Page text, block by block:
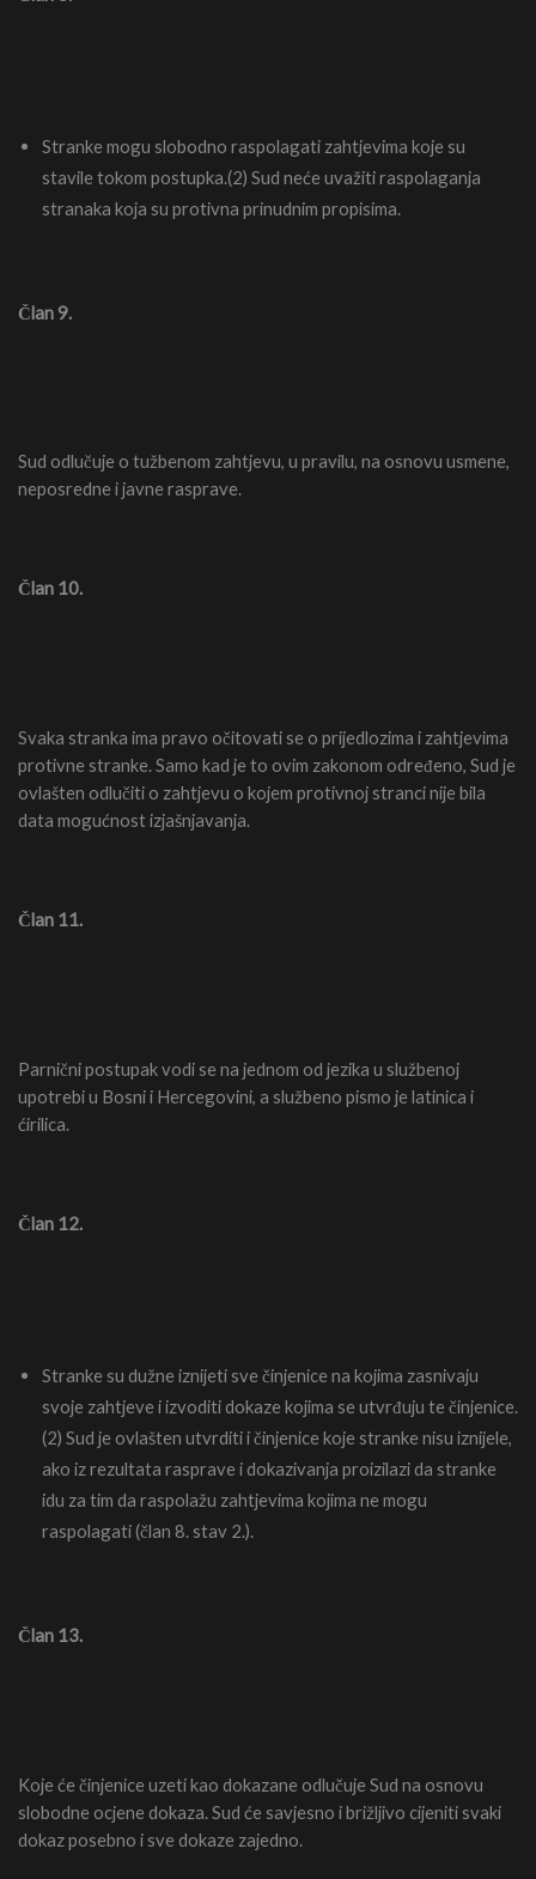
Stranke mogu slobodno raspolagati zahtjevima koje su
stavile tokom postupka.(2) Sud neće uvažiti raspolaganja
stranaka koja su protivna prinudnim propisima.
Član 9.
Sud odlučuje o tužbenom zahtjevu, u pravilu, na osnovu usmene,
neposredne i javne rasprave.
Član 10.
Svaka stranka ima pravo očitovati se o prijedlozima i zahtjevima
protivne stranke. Samo kad je to ovim zakonom određeno, Sud je
ovlašten odlučiti o zahtjevu o kojem protivnoj stranci nije bila
data mogućnost izjašnjavanja.
Član 11.
Parnični postupak vodi se na jednom od jezika u službenoj
upotrebi u Bosni i Hercegovini, a službeno pismo je latinica i
ćirilica.
Član 12.
Stranke su dužne iznijeti sve činjenice na kojima zasnivaju
svoje zahtjeve i izvoditi dokaze kojima se utvrđuju te činjenice.
(2) Sud je ovlašten utvrditi i činjenice koje stranke nisu iznijele,
ako iz rezultata rasprave i dokazivanja proizilazi da stranke
idu za tim da raspolažu zahtjevima kojima ne mogu
raspolagati (član 8. stav 2.).
Član 13.
Koje će činjenice uzeti kao dokazane odlučuje Sud na osnovu
slobodne ocjene dokaza. Sud će savjesno i brižljivo cijeniti svaki
dokaz posebno i sve dokaze zajedno.